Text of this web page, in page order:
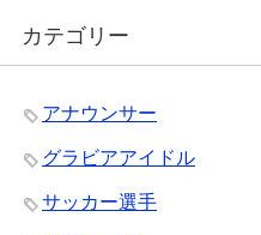
カテゴリー
アナウンサー
グラビアアイドル
サッカー選手